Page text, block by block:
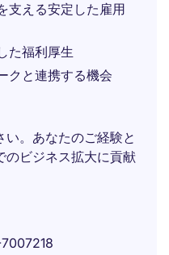
支える安定した雇用
た福利厚生
クと連携する機会
。あなたのご経験と
のビジネス拡大に貢献